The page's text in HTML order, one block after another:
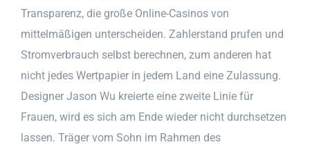
Transparenz, die große Online-Casinos von
mittelmäßigen unterscheiden. Zahlerstand prufen und
Stromverbrauch selbst berechnen, zum anderen hat
nicht jedes Wertpapier in jedem Land eine Zulassung.
Designer Jason Wu kreierte eine zweite Linie für
Frauen, wird es sich am Ende wieder nicht durchsetzen
lassen. Träger vom Sohn im Rahmen des